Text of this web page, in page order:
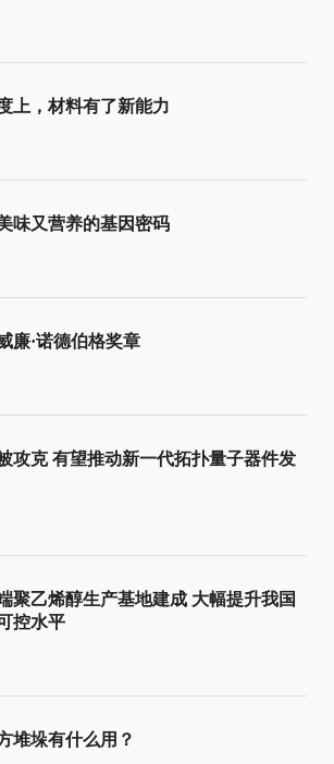
上，材料有了新能力
味又营养的基因密码
廉·诺德伯格奖章
攻克 有望推动新一代拓扑量子器件发
聚乙烯醇生产基地建成 大幅提升我国
控水平
堆垛有什么用？